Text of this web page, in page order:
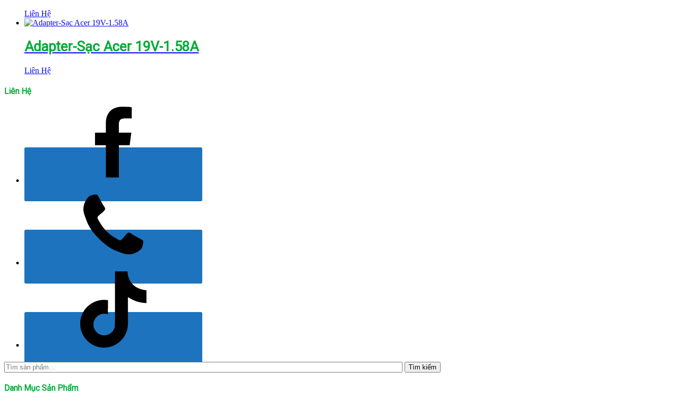
Liên Hệ
Adapter-Sạc Acer 19V-1.58A
Liên Hệ
Liên Hệ
Tìm
kiếm:
Tìm kiếm
Danh Mục Sản Phẩm